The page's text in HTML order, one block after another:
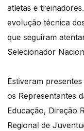
atletas e
evolução técnica
que seguiram
Selecionador
Estiveram
os Representantes
Educação, Direção
Regional de